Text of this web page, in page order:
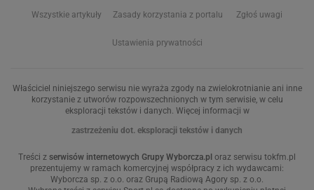
Wszystkie artykuły Zasady korzystania z portalu Zgłoś uwagi
Ustawienia prywatności
Właściciel niniejszego serwisu nie wyraża zgody na zwielokrotnianie ani inne
korzystanie z utworów rozpowszechnionych w tym serwisie, w celu
eksploracji tekstów i danych. Więcej informacji w
zastrzeżeniu dot. eksploracji tekstów i danych
Treści z serwisów internetowych Grupy Wyborcza.pl oraz serwisu tokfm.pl
prezentujemy w ramach komercyjnej współpracy z ich wydawcami:
Wyborcza sp. z o.o. oraz Grupą Radiową Agory sp. z o.o.